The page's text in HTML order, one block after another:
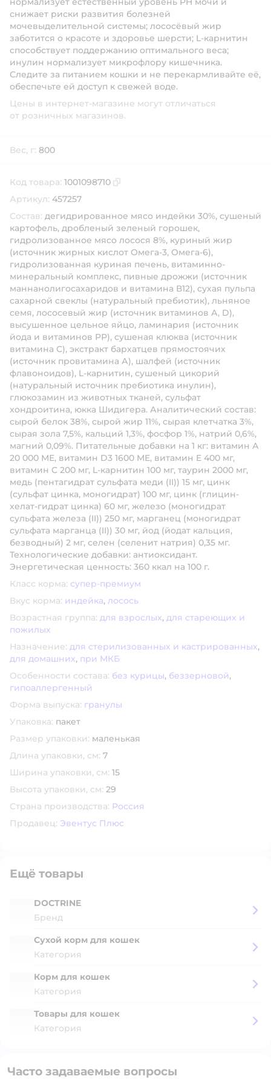
снижает риски развития болезней
мочевыделительной системы; лососёвый жир
заботится о красоте и здоровье шерсти; L-карнитин
способствует поддержанию оптимального веса;
инулин нормализует микрофлору кишечника.
Следите за питанием кошки и не перекармливайте её,
обеспечьте ей доступ к свежей воде.
Цены в интернет-магазине могут отличаться
от розничных магазинов.
Вес, г: 800
Код товара: 1001098710
Артикул: 457257
Состав: дегидрированное мясо индейки 30%, сушеный
картофель, дробленый зеленый горошек,
гидролизованное мясо лосося 8%, куриный жир
(источник жирных кислот Омега-3, Омега-6),
гидролизованная куриная печень, витаминно-
минеральный комплекс, пивные дрожжи (источник
маннанолигосахаридов и витамина В12), сухая пульпа
сахарной свеклы (натуральный пребиотик), льняное
семя, лососевый жир (источник витаминов А, D),
высушенное цельное яйцо, ламинария (источник
йода и витаминов РР), сушеная клюква (источник
витамина С), экстракт бархатцев прямостоячих
(источник провитамина А), шалфей (источник
флавоноидов), L-карнитин, сушеный цикорий
(натуральный источник пребиотика инулин),
глюкозамин из животных тканей, сульфат
хондроитина, юкка Шидигера. Аналитический состав:
сырой белок 38%, сырой жир 11%, сырая клетчатка 3%,
сырая зола 7,5%, кальций 1,3%, фосфор 1%, натрий 0,6%,
магний 0,09%. Питательные добавки на 1 кг: витамин А
20 000 МЕ, витамин D3 1600 МЕ, витамин E 400 мг,
витамин C 200 мг, L-карнитин 100 мг, таурин 2000 мг,
медь (пентагидрат сульфата меди (II)) 15 мг, цинк
(сульфат цинка, моногидрат) 100 мг, цинк (глицин-
хелат-гидрат цинка) 60 мг, железо (моногидрат
сульфата железа (II)) 250 мг, марганец (моногидрат
сульфата марганца (II)) 30 мг, йод (йодат кальция,
безводный) 2 мг, селен (селенит натрия) 0,35 мг.
Технологические добавки: антиоксидант.
Энергетическая ценность: 360 ккал на 100 г.
Класс корма: супер-премиум
Вкус корма: индейка, лосось
Возрастная группа: для взрослых, для стареющих и
пожилых
Назначение: для стерилизованных и кастрированных,
для домашних, при МКБ
Особенности состава: без курицы, беззерновой,
гипоаллергенный
Форма выпуска: гранулы
Упаковка: пакет
Размер упаковки: маленькая
Длина упаковки, см: 7
Ширина упаковки, см: 15
Высота упаковки, см: 29
Страна производства: Россия
Продавец: Эвентус Плюс
Ещё товары
DOCTRINE
Бренд
Сухой корм для кошек
Категория
Корм для кошек
Категория
Товары для кошек
Категория
Часто задаваемые вопросы